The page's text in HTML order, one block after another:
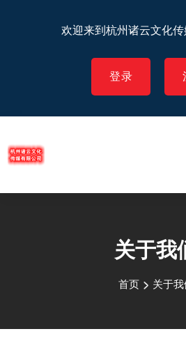
欢迎来到杭州诸云文化传
登录
关于我
首页 关于我